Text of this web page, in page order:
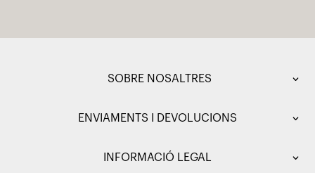
SOBRE NOSALTRES
ENVIAMENTS I DEVOLUCIONS
INFORMACIÓ LEGAL